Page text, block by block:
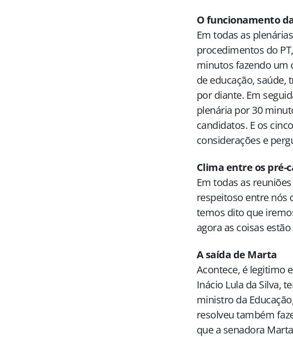
O funcionamento
Em todas as
procedimentos do
minutos fazendo um
de educação,
por diante. Em
plenária por 30
candidatos. E os
considerações e
Clima entre os pré-
Em todas as
respeitoso entre nós
temos dito que
agora as coisas
A saída de Marta
Acontece, é legitimo
Inácio Lula da Silva,
ministro da
resolveu também
que a senadora